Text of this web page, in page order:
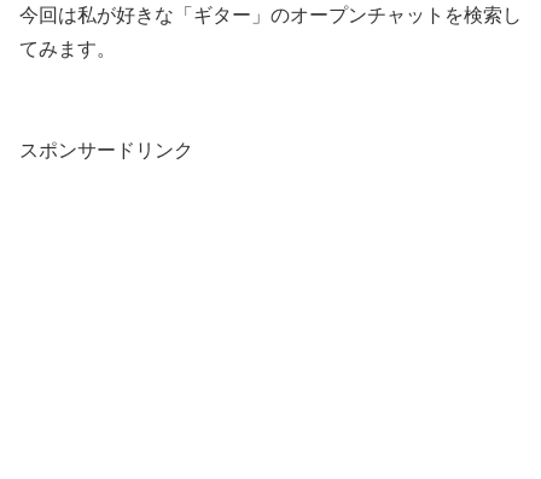
今回は私が好きな「ギター」のオープンチャットを検索し
てみます。
スポンサードリンク